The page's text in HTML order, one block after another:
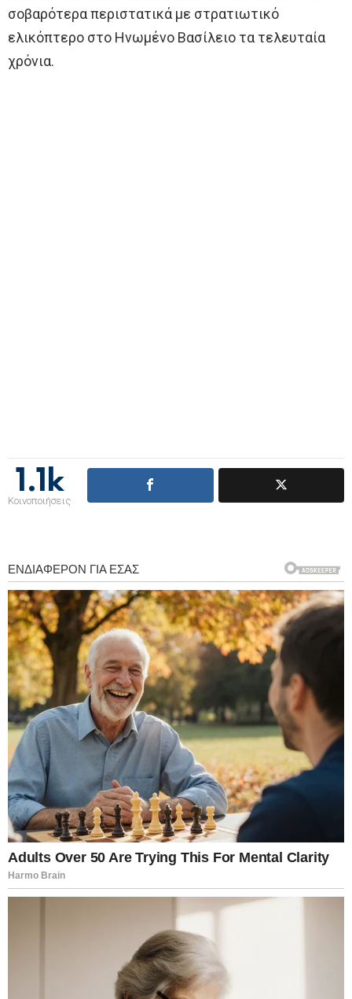
σοβαρότερα περιστατικά με στρατιωτικό
ελικόπτερο στο Ηνωμένο Βασίλειο τα τελευταία
χρόνια.
1.1k
Κοινοποιήσεις